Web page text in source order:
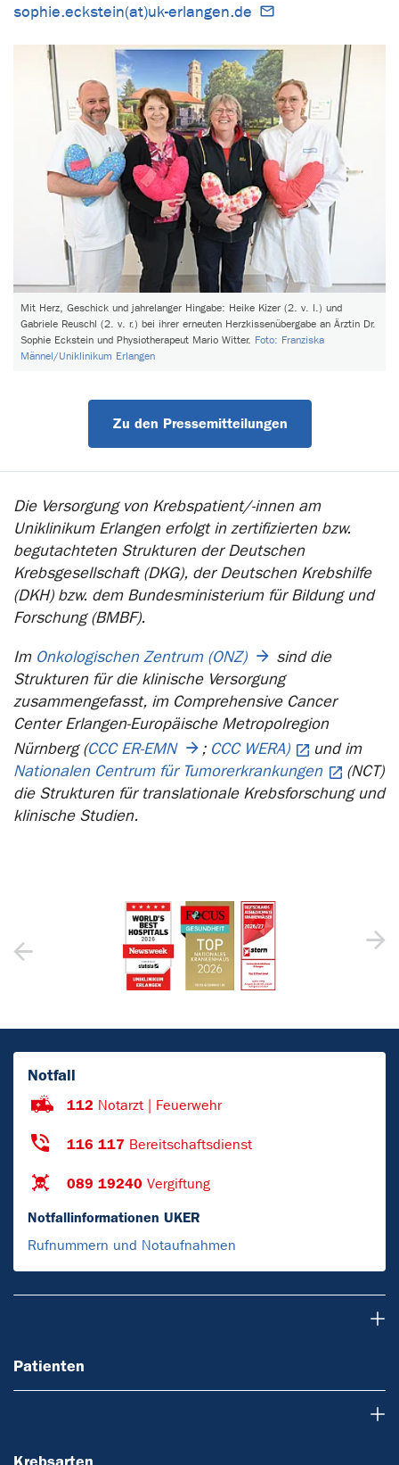
sophie.eckstein(at)uk-erlangen.de
Mit Herz, Geschick und jahrelanger Hingabe: Heike Kizer (2. v. l.) und
Gabriele Reuschl (2. v. r.) bei ihrer erneuten Herzkissenübergabe an Ärztin Dr.
Sophie Eckstein und Physiotherapeut Mario Witter. Foto: Franziska
Männel/Uniklinikum Erlangen
Zu den Pressemitteilungen
Die Versorgung von Krebspatient/-innen am
Uniklinikum Erlangen erfolgt in zertifizierten bzw.
begutachteten Strukturen der Deutschen
Krebsgesellschaft (DKG), der Deutschen Krebshilfe
(DKH) bzw. dem Bundesministerium für Bildung und
Forschung (BMBF).
Im Onkologischen Zentrum (ONZ)
sind die
Strukturen für die klinische Versorgung
zusammengefasst, im Comprehensive Cancer
Center Erlangen-Europäische Metropolregion
Nürnberg (CCC ER-EMN ; CCC WERA)
und im
Nationalen Centrum für Tumorerkrankungen
(NCT)
die Strukturen für translationale Krebsforschung und
klinische Studien.
Notfall
112 Notarzt | Feuerwehr
116 117 Bereitschaftsdienst
089 19240 Vergiftung
Notfallinformationen UKER
Rufnummern und Notaufnahmen
Patienten